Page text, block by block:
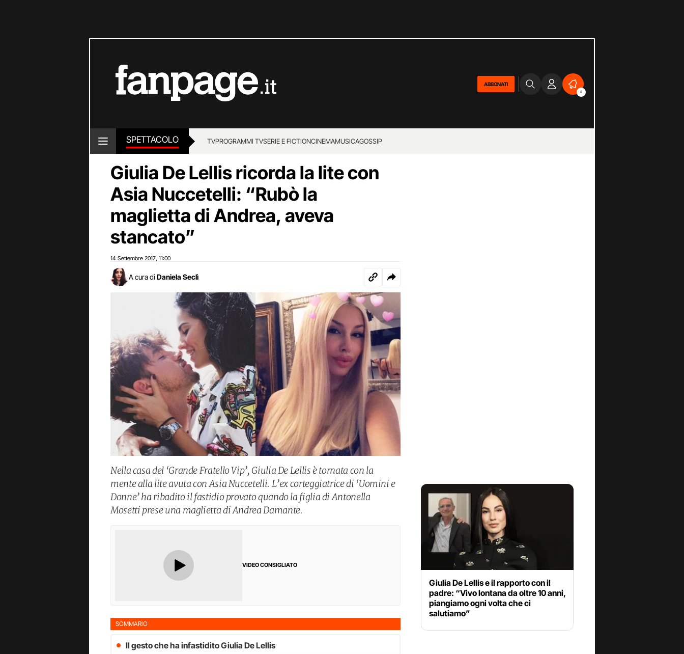
ABBONATI
2
SPETTACOLO TVPROGRAMMI TVSERIE E FICTIONCINEMAMUSICAGOSSIP
Giulia De Lellis ricorda la lite con
Asia Nuccetelli: “Rubò la
maglietta di Andrea, aveva
stancato”
14 Settembre 2017 11:00
A cura di Daniela Seclì
Nella casa del ‘Grande Fratello Vip’, Giulia De Lellis è tornata con la
mente alla lite avuta con Asia Nuccetelli. L’ex corteggiatrice di ‘Uomini e
Donne’ ha ribadito il fastidio provato quando la figlia di Antonella
Mosetti prese una maglietta di Andrea Damante.
VIDEO CONSIGLIATO
SOMMARIO
Il gesto che ha infastidito Giulia De Lellis
Giulia De Lellis e il rapporto con il
padre: “Vivo lontana da oltre 10 anni,
piangiamo ogni volta che ci
salutiamo”